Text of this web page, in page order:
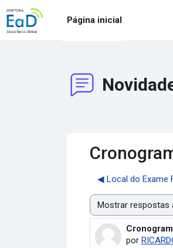
Ir para o conteúdo principal
Página inicial
◀︎ Local do Exame
Modo de visualização
por
Número de